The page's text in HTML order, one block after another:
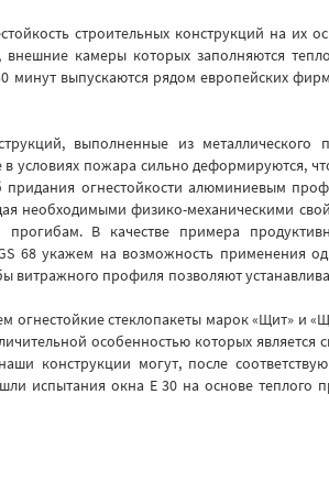
строительных конструкций на их
камеры которых заполняются
выпускаются рядом европейских
выполненные из
условиях пожара сильно деформируются,
огнестойкости алюминиевым
необходимыми физико-механическими
В качестве примера
укажем на возможность применения
витражного профиля позволяют
огнестойкие стеклопакеты марок «Щит» и
особенностью которых является
конструкции могут, после
испытания окна Е 30 на основе теплого